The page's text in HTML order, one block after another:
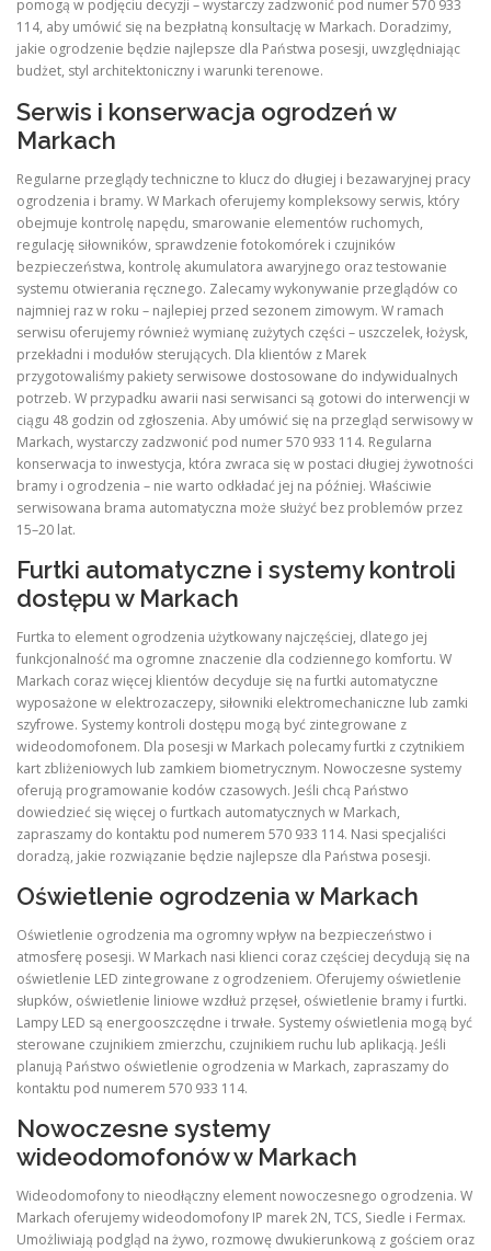
pomogą w podjęciu decyzji – wystarczy zadzwonić pod numer 570 933
114, aby umówić się na bezpłatną konsultację w Markach. Doradzimy,
jakie ogrodzenie będzie najlepsze dla Państwa posesji, uwzględniając
budżet, styl architektoniczny i warunki terenowe.
Serwis i konserwacja ogrodzeń w
Markach
Regularne przeglądy techniczne to klucz do długiej i bezawaryjnej pracy
ogrodzenia i bramy. W Markach oferujemy kompleksowy serwis, który
obejmuje kontrolę napędu, smarowanie elementów ruchomych,
regulację siłowników, sprawdzenie fotokomórek i czujników
bezpieczeństwa, kontrolę akumulatora awaryjnego oraz testowanie
systemu otwierania ręcznego. Zalecamy wykonywanie przeglądów co
najmniej raz w roku – najlepiej przed sezonem zimowym. W ramach
serwisu oferujemy również wymianę zużytych części – uszczelek, łożysk,
przekładni i modułów sterujących. Dla klientów z Marek
przygotowaliśmy pakiety serwisowe dostosowane do indywidualnych
potrzeb. W przypadku awarii nasi serwisanci są gotowi do interwencji w
ciągu 48 godzin od zgłoszenia. Aby umówić się na przegląd serwisowy w
Markach, wystarczy zadzwonić pod numer 570 933 114. Regularna
konserwacja to inwestycja, która zwraca się w postaci długiej żywotności
bramy i ogrodzenia – nie warto odkładać jej na później. Właściwie
serwisowana brama automatyczna może służyć bez problemów przez
15–20 lat.
Furtki automatyczne i systemy kontroli
dostępu w Markach
Furtka to element ogrodzenia użytkowany najczęściej, dlatego jej
funkcjonalność ma ogromne znaczenie dla codziennego komfortu. W
Markach coraz więcej klientów decyduje się na furtki automatyczne
wyposażone w elektrozaczepy, siłowniki elektromechaniczne lub zamki
szyfrowe. Systemy kontroli dostępu mogą być zintegrowane z
wideodomofonem. Dla posesji w Markach polecamy furtki z czytnikiem
kart zbliżeniowych lub zamkiem biometrycznym. Nowoczesne systemy
oferują programowanie kodów czasowych. Jeśli chcą Państwo
dowiedzieć się więcej o furtkach automatycznych w Markach,
zapraszamy do kontaktu pod numerem 570 933 114. Nasi specjaliści
doradzą, jakie rozwiązanie będzie najlepsze dla Państwa posesji.
Oświetlenie ogrodzenia w Markach
Oświetlenie ogrodzenia ma ogromny wpływ na bezpieczeństwo i
atmosferę posesji. W Markach nasi klienci coraz częściej decydują się na
oświetlenie LED zintegrowane z ogrodzeniem. Oferujemy oświetlenie
słupków, oświetlenie liniowe wzdłuż przęseł, oświetlenie bramy i furtki.
Lampy LED są energooszczędne i trwałe. Systemy oświetlenia mogą być
sterowane czujnikiem zmierzchu, czujnikiem ruchu lub aplikacją. Jeśli
planują Państwo oświetlenie ogrodzenia w Markach, zapraszamy do
kontaktu pod numerem 570 933 114.
Nowoczesne systemy
wideodomofonów w Markach
Wideodomofony to nieodłączny element nowoczesnego ogrodzenia. W
Markach oferujemy wideodomofony IP marek 2N, TCS, Siedle i Fermax.
Umożliwiają podgląd na żywo, rozmowę dwukierunkową z gościem oraz